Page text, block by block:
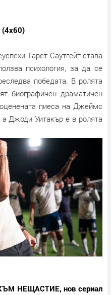
Гарет Саутгейт става
психология, за да се
победата. В ролята
биографичен драматичен
пиеса на Джеймс
Джоди Уитакър е в ролята
НЕЩАСТИЕ, нов сериал